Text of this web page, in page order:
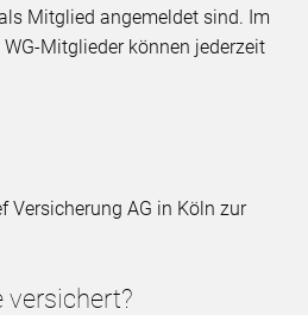
Mitglied angemeldet sind. Im
Mitglieder können jederzeit
Versicherung AG in Köln zur
versichert?